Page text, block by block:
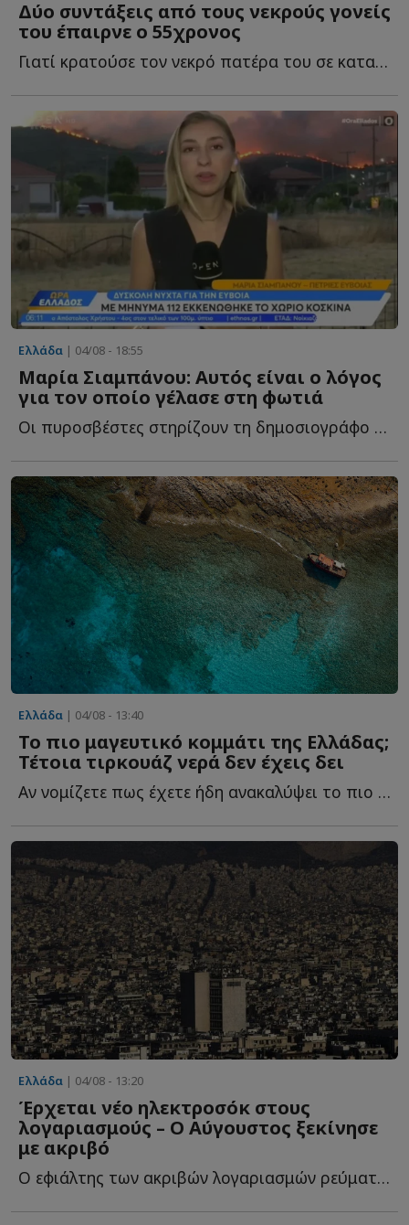
Δύο συντάξεις από τους νεκρούς γονείς
του έπαιρνε ο 55χρονος
Γιατί κρατούσε τον νεκρό πατέρα του σε καταψύκτη - ...
Ελλάδα | 04/08 - 18:55
Μαρία Σιαμπάνου: Αυτός είναι ο λόγος
για τον οποίο γέλασε στη φωτιά
Οι πυροσβέστες στηρίζουν τη δημοσιογράφο τ...
Ελλάδα | 04/08 - 13:40
Το πιο μαγευτικό κομμάτι της Ελλάδας;
Τέτοια τιρκουάζ νερά δεν έχεις δει
Αν νομίζετε πως έχετε ήδη ανακαλύψει το πιο μαγευτικό κ...
Ελλάδα | 04/08 - 13:20
Έρχεται νέο ηλεκτροσόκ στους
λογαριασμούς – Ο Αύγουστος ξεκίνησε
με ακριβό
Ο εφιάλτης των ακριβών λογαριασμών ρεύματος φ...